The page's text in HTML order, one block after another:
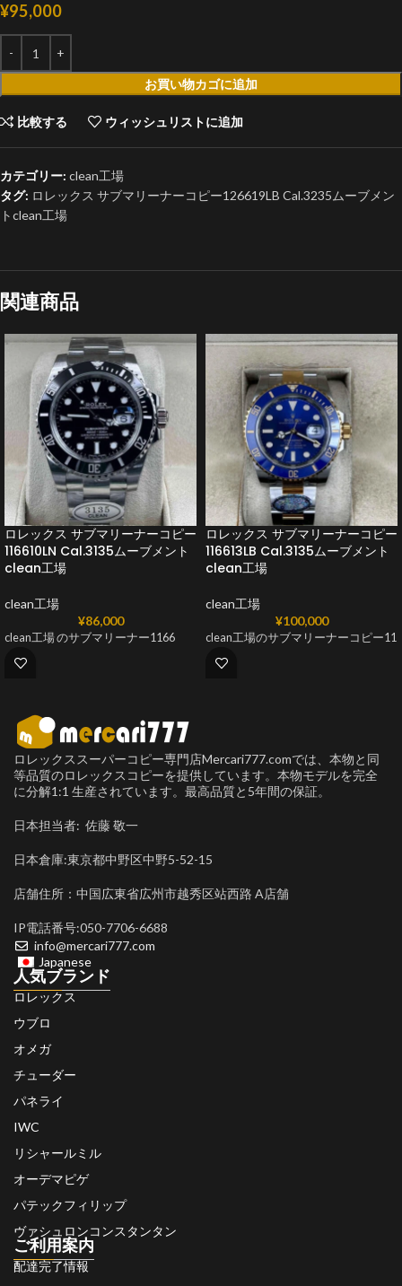
¥95,000
お買い物カゴに追加
比較する ウィッシュリストに追加
カテゴリー: clean工場
タグ: ロレックス サブマリーナーコピー126619LB Cal.3235ムーブメン
トclean工場
関連商品
ロレックス サブマリーナーコピー
116610LN Cal.3135ムーブメント
clean工場
clean工場
¥86,000
clean工場 のサブマリーナー1166
ロレックス サブマリーナーコピー
116613LB Cal.3135ムーブメント
clean工場
clean工場
¥100,000
clean工場のサブマリーナーコピー11
ロレックススーパーコピー専門店Mercari777.comでは、本物と同
等品質のロレックスコピーを提供しています。本物モデルを完全
に分解1:1 生産されています。最高品質と5年間の保証。
日本担当者: 佐藤 敬一
日本倉庫:東京都中野区中野5-52-15
店舗住所：中国広東省広州市越秀区站西路 A店舗
IP電話番号:050-7706-6688
info@mercari777.com
Japanese
人気ブランド
ロレックス
ウブロ
オメガ
チューダー
パネライ
IWC
リシャールミル
オーデマピゲ
パテックフィリップ
ヴァシュロンコンスタンタン
ご利用案内
配達完了情報